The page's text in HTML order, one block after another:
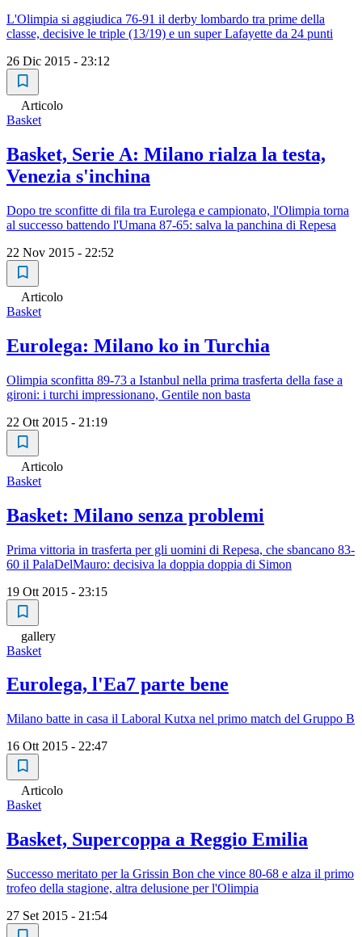
L'Olimpia si aggiudica 76-91 il derby lombardo tra prime della
classe, decisive le triple (13/19) e un super Lafayette da 24 punti
26 Dic 2015 - 23:12
Articolo
Basket
Basket, Serie A: Milano rialza la testa,
Venezia s'inchina
Dopo tre sconfitte di fila tra Eurolega e campionato, l'Olimpia torna
al successo battendo l'Umana 87-65: salva la panchina di Repesa
22 Nov 2015 - 22:52
Articolo
Basket
Eurolega: Milano ko in Turchia
Olimpia sconfitta 89-73 a Istanbul nella prima trasferta della fase a
gironi: i turchi impressionano, Gentile non basta
22 Ott 2015 - 21:19
Articolo
Basket
Basket: Milano senza problemi
Prima vittoria in trasferta per gli uomini di Repesa, che sbancano 83-
60 il PalaDelMauro: decisiva la doppia doppia di Simon
19 Ott 2015 - 23:15
gallery
Basket
Eurolega, l'Ea7 parte bene
Milano batte in casa il Laboral Kutxa nel primo match del Gruppo B
16 Ott 2015 - 22:47
Articolo
Basket
Basket, Supercoppa a Reggio Emilia
Successo meritato per la Grissin Bon che vince 80-68 e alza il primo
trofeo della stagione, altra delusione per l'Olimpia
27 Set 2015 - 21:54